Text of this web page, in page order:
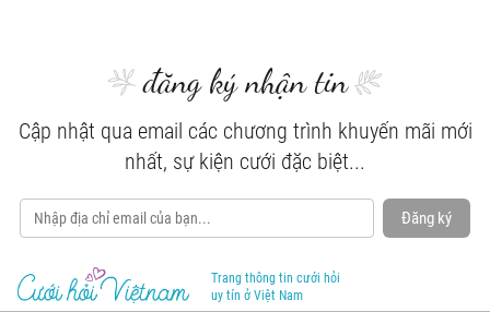
đăng ký nhận tin
Cập nhật qua email các chương trình khuyến mãi mới
nhất, sự kiện cưới đặc biệt...
Đăng ký
Trang thông tin cưới hỏi
uy tín ở Việt Nam